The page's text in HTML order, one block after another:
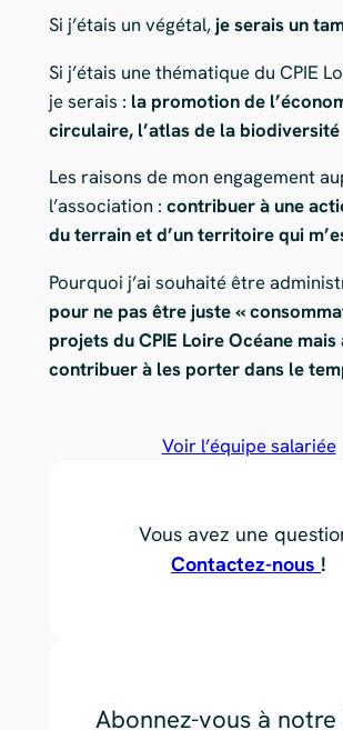
Si j’étais un végétal, je serais un
Si j’étais une thématique du CPIE
je serais : la promotion de
circulaire, l’atlas de la biodiversité
Les raisons de mon engagement
l’association : contribuer à une
du terrain et d’un territoire qui
Pourquoi j’ai souhaité être
pour ne pas être juste «
projets du CPIE Loire Océane mais
contribuer à les porter dans le
Voir l’équipe salariée
Vous avez une
Contactez-nous !
Abonnez-vous à